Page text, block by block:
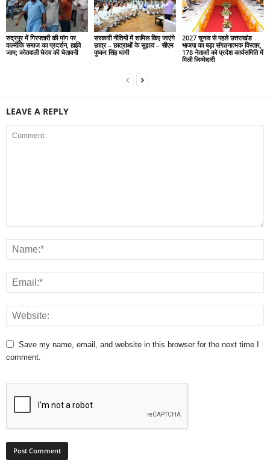
रुद्रपुर में गिरफ्तारी की मांग पर
वाल्मीकि समाज का प्रदर्शन, हाईवे
जाम; कोतवाली घेराव की चेतावनी
सरकारी नीतियों में शामिल किए जाएंगे
छात्र – छात्राओं के सुझाव – सीएम
पुष्कर सिंह धामी
2027 चुनाव से पहले उत्तराखंड
भाजपा का बड़ा संगठनात्मक विस्तार,
178 नेताओं को प्रदेश कार्यसमिति में
मिली जिम्मेदारी
LEAVE A REPLY
Save my name, email, and website in this browser for the next time I
comment.